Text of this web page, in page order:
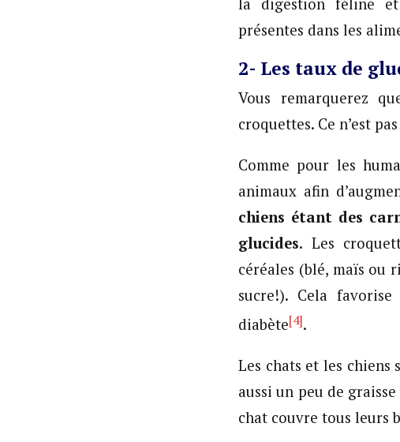
la digestion féline et
présentes dans les
2- Les taux de
Vous remarquerez
croquettes. Ce n’est
Comme pour les
animaux afin
chiens étant des
glucides. Les
céréales (blé, maïs ou
sucre!). Cela
diabète[4].
Les chats et les
aussi un peu de
chat couvre tous leurs